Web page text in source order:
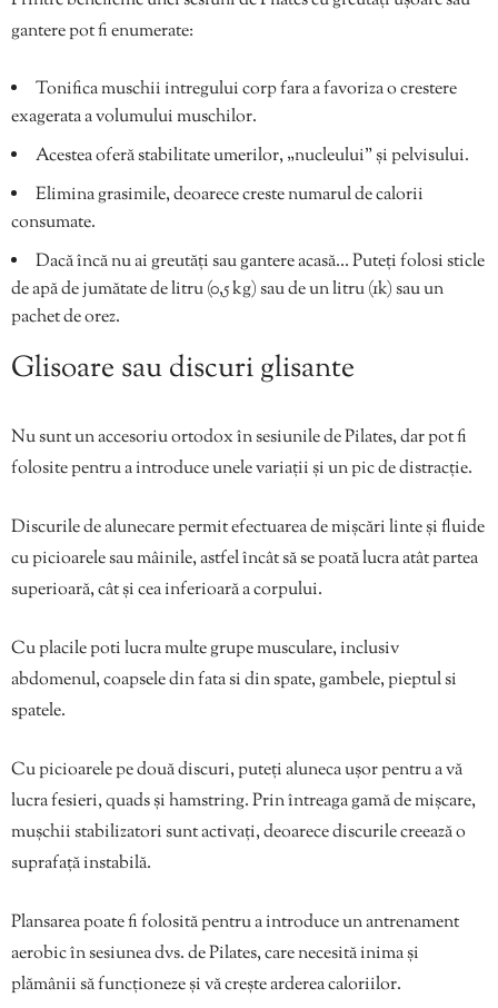
gantere pot fi enumerate:
Tonifica muschii intregului corp fara a favoriza o crestere
exagerata a volumului muschilor.
Acestea oferă stabilitate umerilor, „nucleului” și pelvisului.
Elimina grasimile, deoarece creste numarul de calorii
consumate.
Dacă încă nu ai greutăți sau gantere acasă… Puteți folosi sticle
de apă de jumătate de litru (0,5 kg) sau de un litru (1k) sau un
pachet de orez.
Glisoare sau discuri glisante
Nu sunt un accesoriu ortodox în sesiunile de Pilates, dar pot fi
folosite pentru a introduce unele variații și un pic de distracție.
Discurile de alunecare permit efectuarea de mișcări linte și fluide
cu picioarele sau mâinile, astfel încât să se poată lucra atât partea
superioară, cât și cea inferioară a corpului.
Cu placile poti lucra multe grupe musculare, inclusiv
abdomenul, coapsele din fata si din spate, gambele, pieptul si
spatele.
Cu picioarele pe două discuri, puteți aluneca ușor pentru a vă
lucra fesieri, quads și hamstring. Prin întreaga gamă de mișcare,
mușchii stabilizatori sunt activați, deoarece discurile creează o
suprafață instabilă.
Plansarea poate fi folosită pentru a introduce un antrenament
aerobic în sesiunea dvs. de Pilates, care necesită inima și
plămânii să funcționeze și vă crește arderea caloriilor.